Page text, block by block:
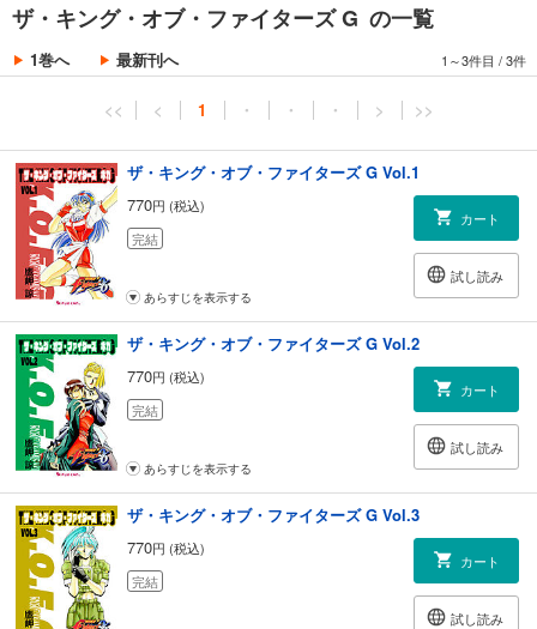
ザ・キング・オブ・ファイターズ G の一覧
1巻へ 最新刊へ 1～3件目 /3件
<< < 1 ・ ・ ・ > >>
ザ・キング・オブ・ファイターズ G Vol.1
770円 (税込)
完結
カート
試し読み
あらすじを表示する
ザ・キング・オブ・ファイターズ G Vol.2
770円 (税込)
完結
カート
試し読み
あらすじを表示する
ザ・キング・オブ・ファイターズ G Vol.3
770円 (税込)
完結
カート
試し読み